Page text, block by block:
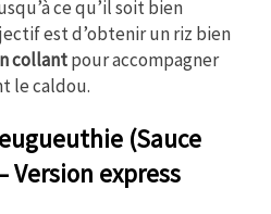
ce qu’il soit bien
est d’obtenir un riz bien
collantpour accompagner
le caldou.
(Sauce
Version express